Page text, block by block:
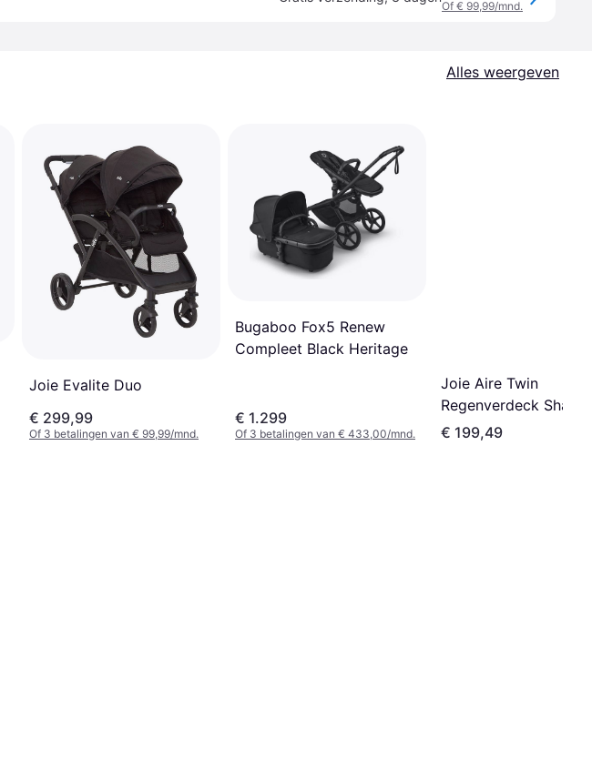
Of € 99,99/mnd.
Alles weergeven
Joie Evalite Duo
€ 299,99
Of 3 betalingen van € 99,99/mnd.
Bugaboo Fox5 Renew
Compleet Black Heritage
€ 1.299
Of 3 betalingen van € 433,00/mnd.
Joie Aire Twin
Regenverdeck Shale
€ 199,49